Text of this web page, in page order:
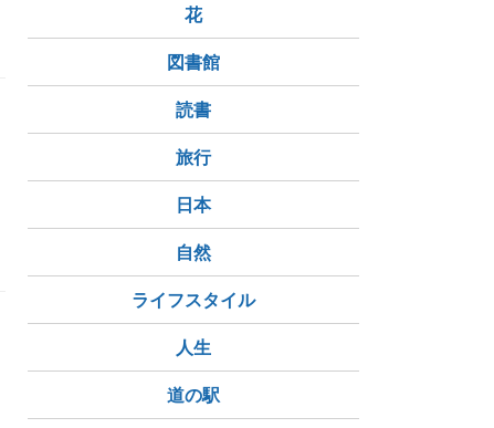
花
図書館
読書
旅行
日本
自然
ライフスタイル
人生
道の駅